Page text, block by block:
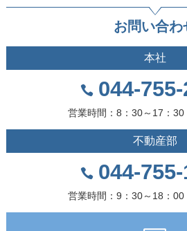
お問い合わ
本社
044-
営業時間：8：30～17：
不動産部
044-
営業時間：9：30～18：